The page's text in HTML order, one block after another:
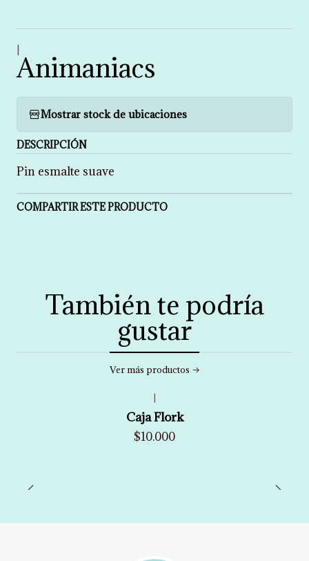
Animaniacs
Mostrar stock de ubicaciones
DESCRIPCIÓN
Pin esmalte suave
COMPARTIR ESTE PRODUCTO
También te podría
gustar
Ver más productos
Caja Flork
$10.000